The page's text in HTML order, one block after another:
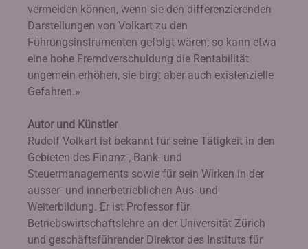
vermeiden können, wenn sie den differenzierenden
Darstellungen von Volkart zu den
Führungsinstrumenten gefolgt wären; so kann etwa
eine hohe Fremdverschuldung die Rentabilität
ungemein erhöhen, sie birgt aber auch existenzielle
Gefahren.»
Autor und Künstler
Rudolf Volkart ist bekannt für seine Tätigkeit in den
Gebieten des Finanz-, Bank- und
Steuermanagements sowie für sein Wirken in der
ausser- und innerbetrieblichen Aus- und
Weiterbildung. Er ist Professor für
Betriebswirtschaftslehre an der Universität Zürich
und geschäftsführender Direktor des Instituts für